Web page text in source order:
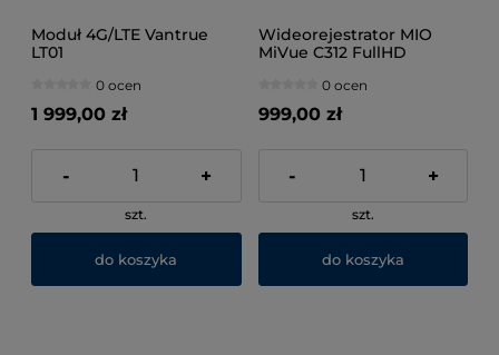
Moduł 4G/LTE Vantrue
LT01
0 ocen
1 999,00 zł
- +
szt.
do koszyka
Wideorejestrator MIO
MiVue C312 FullHD
0 ocen
999,00 zł
- +
szt.
do koszyka